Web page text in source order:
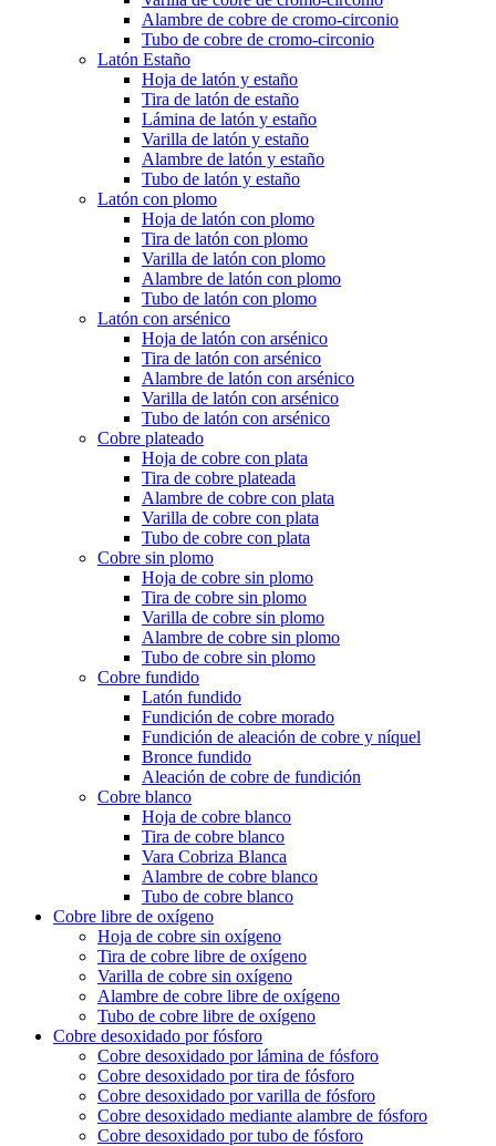
Alambre de cobre de cromo-circonio
Tubo de cobre de cromo-circonio
Latón Estaño
Hoja de latón y estaño
Tira de latón de estaño
Lámina de latón y estaño
Varilla de latón y estaño
Alambre de latón y estaño
Tubo de latón y estaño
Latón con plomo
Hoja de latón con plomo
Tira de latón con plomo
Varilla de latón con plomo
Alambre de latón con plomo
Tubo de latón con plomo
Latón con arsénico
Hoja de latón con arsénico
Tira de latón con arsénico
Alambre de latón con arsénico
Varilla de latón con arsénico
Tubo de latón con arsénico
Cobre plateado
Hoja de cobre con plata
Tira de cobre plateada
Alambre de cobre con plata
Varilla de cobre con plata
Tubo de cobre con plata
Cobre sin plomo
Hoja de cobre sin plomo
Tira de cobre sin plomo
Varilla de cobre sin plomo
Alambre de cobre sin plomo
Tubo de cobre sin plomo
Cobre fundido
Latón fundido
Fundición de cobre morado
Fundición de aleación de cobre y níquel
Bronce fundido
Aleación de cobre de fundición
Cobre blanco
Hoja de cobre blanco
Tira de cobre blanco
Vara Cobriza Blanca
Alambre de cobre blanco
Tubo de cobre blanco
Cobre libre de oxígeno
Hoja de cobre sin oxígeno
Tira de cobre libre de oxígeno
Varilla de cobre sin oxígeno
Alambre de cobre libre de oxígeno
Tubo de cobre libre de oxígeno
Cobre desoxidado por fósforo
Cobre desoxidado por lámina de fósforo
Cobre desoxidado por tira de fósforo
Cobre desoxidado por varilla de fósforo
Cobre desoxidado mediante alambre de fósforo
Cobre desoxidado por tubo de fósforo